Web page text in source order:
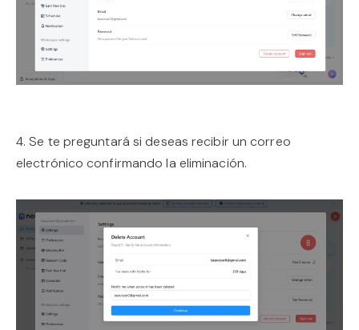
4. Se te preguntará si deseas recibir un correo
electrónico confirmando la eliminación.